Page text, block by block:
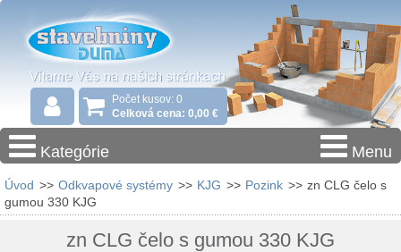
Počet kusov: 0
Celková cena: 0,00 €
Kategórie Menu
Úvod >> Odkvapové systémy >> KJG >> Pozink >> zn CLG čelo s
gumou 330 KJG
zn CLG čelo s gumou 330 KJG